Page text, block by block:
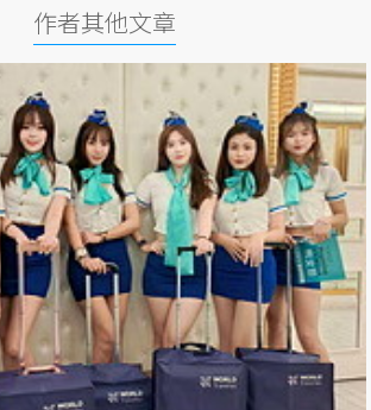
作者其他文章